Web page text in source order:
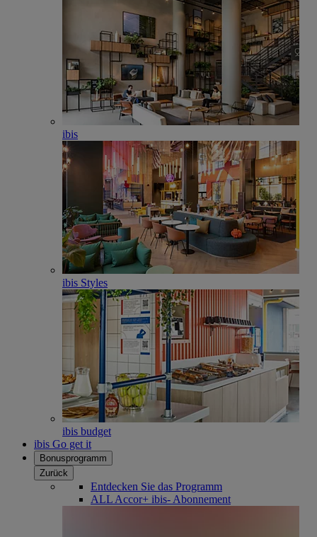
ibis
ibis Styles
ibis budget
ibis Go get it
Bonusprogramm
Zurück
Entdecken Sie das Programm
ALL Accor+ ibis- Abonnement